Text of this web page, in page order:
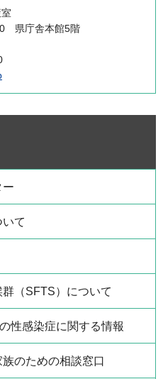
県庁舎本館5階
ー
て
（SFTS）について
性感染症に関する情報
のための相談窓口